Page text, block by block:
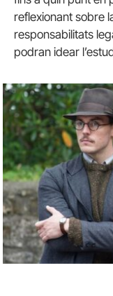
reflexionant sobre
responsabilitats
podran idear